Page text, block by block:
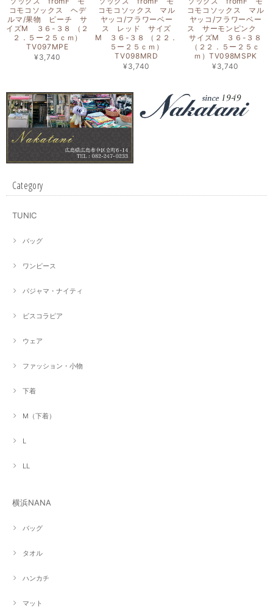
コモコソックス ヘデ
ルマ/果物 ピーチ サ
イズM ３６-３８ （２
２．５ー２５ｃｍ）
TV097MPE
¥3,740
コモコソックス マル
ヤッコ/フラワーベー
ス レッド サイズ
M ３６-３８ （２２．
５ー２５ｃｍ）
TV098MRD
¥3,740
コモコソックス マル
ヤッコ/フラワーベー
ス サーモンピンク
サイズM ３６-３８
（２２．５ー２５ｃ
ｍ）TV098MSPK
¥3,740
Category
TUNIC
バッグ
ワンピース
パジャマ・ナイティ
ビスコラピア
ウェア
ファッション・小物
下着
M（下着）
L
LL
横浜NANA
バッグ
タオル
ハンカチ
マット